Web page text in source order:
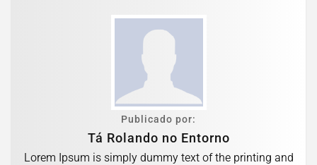
Publicado por:
Tá Rolando no Entorno
Lorem Ipsum is simply dummy text of the printing and